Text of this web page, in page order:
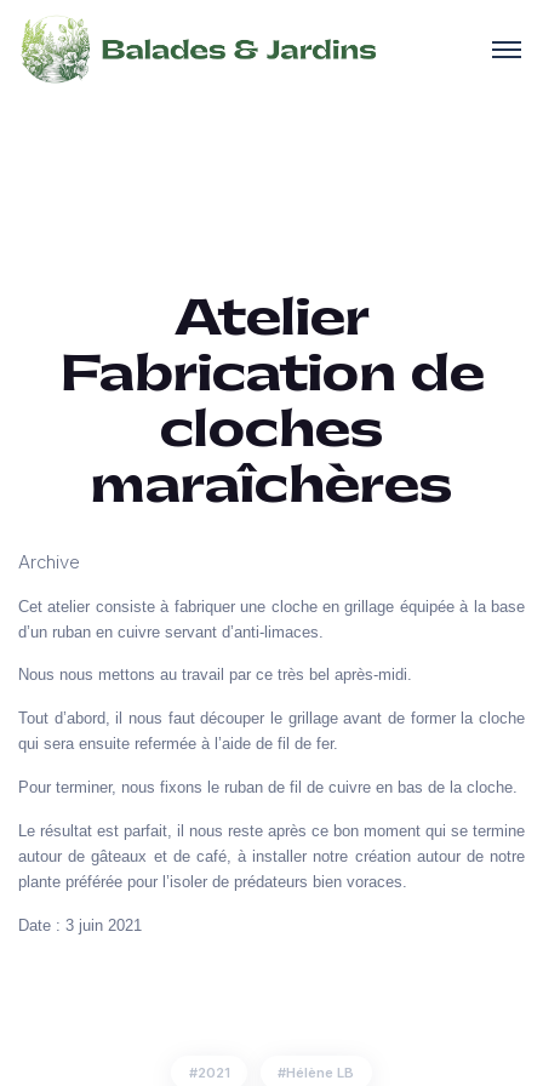
Atelier
Fabrication de
cloches
maraîchères
Archive
Cet atelier consiste à fabriquer une cloche en grillage équipée à la base
d’un ruban en cuivre servant d’anti-limaces.
Nous nous mettons au travail par ce très bel après-midi.
Tout d’abord, il nous faut découper le grillage avant de former la cloche
qui sera ensuite refermée à l’aide de fil de fer.
Pour terminer, nous fixons le ruban de fil de cuivre en bas de la cloche.
Le résultat est parfait, il nous reste après ce bon moment qui se termine
autour de gâteaux et de café, à installer notre création autour de notre
plante préférée pour l’isoler de prédateurs bien voraces.
Date : 3 juin 2021
2021 Hélène LB